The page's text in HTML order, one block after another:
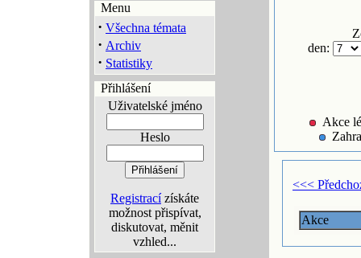
Menu
· Všechna témata
· Archiv
· Statistiky
Přihlášení
Uživatelské jméno
Heslo
Registracízískáte
možnost přispívat,
diskutovat, měnit
vzhled...
den:
Akce
<<<
Akce